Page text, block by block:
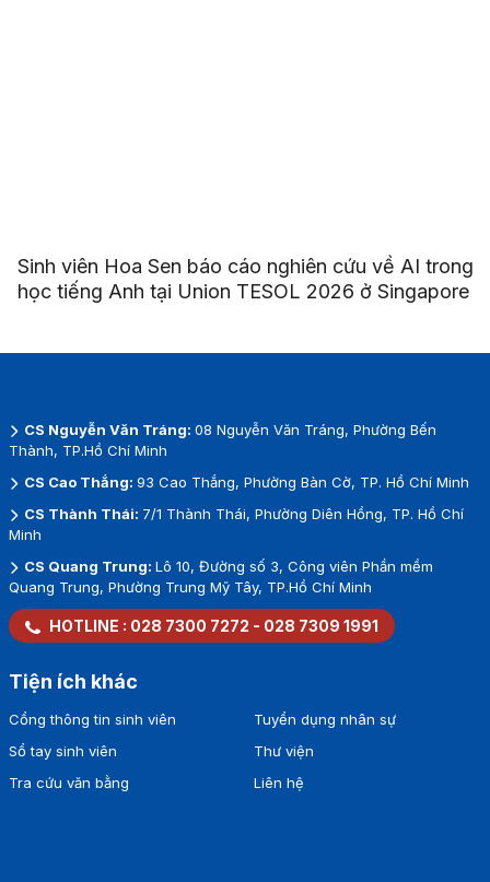
Sinh viên Hoa Sen báo cáo nghiên cứu về AI trong
học tiếng Anh tại Union TESOL 2026 ở Singapore
CS Nguyễn Văn Tráng: 08 Nguyễn Văn Tráng, Phường Bến
Thành, TP.Hồ Chí Minh
CS Cao Thắng: 93 Cao Thắng, Phường Bàn Cờ, TP. Hồ Chí Minh
CS Thành Thái: 7/1 Thành Thái, Phường Diên Hồng, TP. Hồ Chí
Minh
CS Quang Trung: Lô 10, Đường số 3, Công viên Phần mềm
Quang Trung, Phường Trung Mỹ Tây, TP.Hồ Chí Minh
HOTLINE : 028 7300 7272 - 028 7309 1991
Tiện ích khác
Cổng thông tin sinh viên
Sổ tay sinh viên
Tra cứu văn bằng
Tuyển dụng nhân sự
Thư viện
Liên hệ